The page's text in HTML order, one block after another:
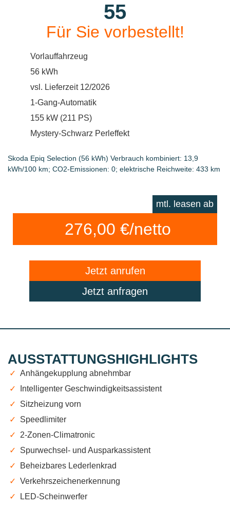
55
Für Sie vorbestellt!
Vorlauffahrzeug
56 kWh
vsl. Lieferzeit 12/2026
1-Gang-Automatik
155 kW (211 PS)
Mystery-Schwarz Perleffekt
Skoda Epiq Selection (56 kWh) Verbrauch kombiniert: 13,9
kWh/100 km; CO2-Emissionen: 0; elektrische Reichweite: 433 km
mtl. leasen ab
276,00 €/netto
Jetzt anrufen
Jetzt anfragen
AUSSTATTUNGSHIGHLIGHTS
✓ Anhängekupplung abnehmbar
✓
Intelligenter Geschwindigkeitsassistent
✓
Sitzheizung vorn
✓
Speedlimiter
✓
2-Zonen-Climatronic
✓
Spurwechsel- und Ausparkassistent
✓
Beheizbares Lederlenkrad
✓ Verkehrszeichenerkennung
✓
LED-Scheinwerfer